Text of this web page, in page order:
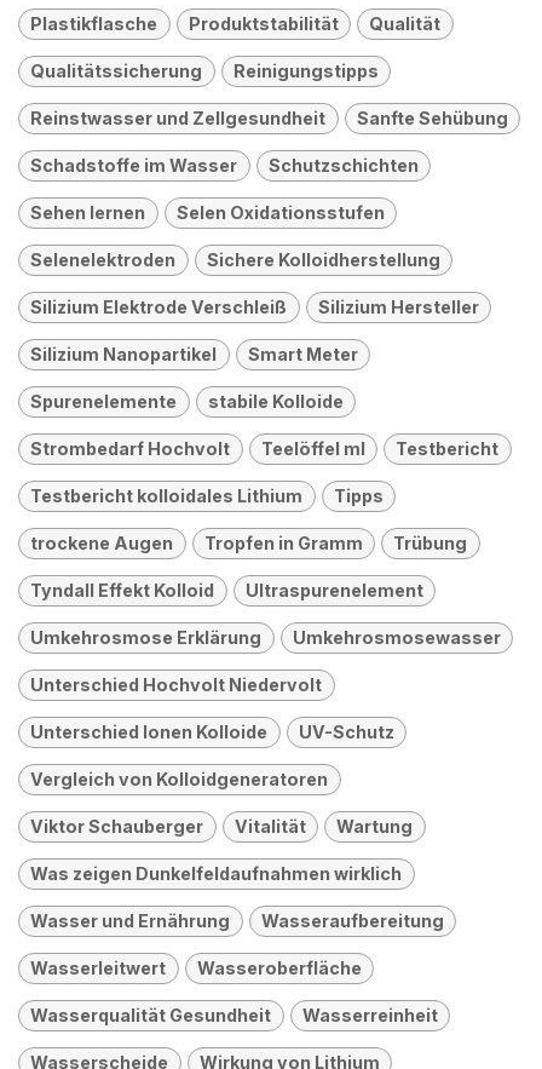
Plastikflasche Produktstabilität Qualität
Qualitätssicherung Reinigungstipps
Reinstwasser und Zellgesundheit Sanfte Sehübung
Schadstoffe im Wasser Schutzschichten
Sehen lernen Selen Oxidationsstufen
Selenelektroden Sichere Kolloidherstellung
Silizium Elektrode Verschleiß Silizium Hersteller
Silizium Nanopartikel Smart Meter
Spurenelemente stabile Kolloide
Strombedarf Hochvolt Teelöffel ml Testbericht
Testbericht kolloidales Lithium Tipps
trockene Augen Tropfen in Gramm Trübung
Tyndall Effekt Kolloid Ultraspurenelement
Umkehrosmose Erklärung Umkehrosmosewasser
Unterschied Hochvolt Niedervolt
Unterschied Ionen Kolloide UV-Schutz
Vergleich von Kolloidgeneratoren
Viktor Schauberger Vitalität Wartung
Was zeigen Dunkelfeldaufnahmen wirklich
Wasser und Ernährung Wasseraufbereitung
Wasserleitwert Wasseroberfläche
Wasserqualität Gesundheit Wasserreinheit
Wasserscheide Wirkung von Lithium